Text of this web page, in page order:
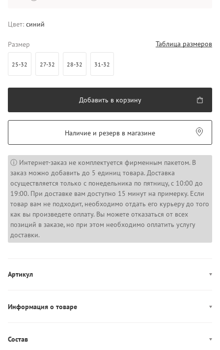
Цвет: синий
Размер Таблица размеров
25-32 27-32 28-32 31-32
Добавить в корзину
Наличие и резерв в магазине
ⓘ Интернет-заказ не комплектуется фирменным пакетом. В
заказ можно добавить до 5 единиц товара. Доставка
осуществляется только с понедельника по пятницу, с 10:00 до
19:00. При доставке вам доступно 15 минут на примерку. Если
товар вам не подходит, необходимо отдать его курьеру до того
как вы произведете оплату. Вы можете отказаться от всех
позиций в заказе, но при этом необходимо оплатить услугу
доставки.
Артикул
Информация о товаре
Застежка: пуговица, молния
Состав